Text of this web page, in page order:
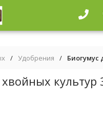
/ Удобрения / Биогумус
хвойных культур